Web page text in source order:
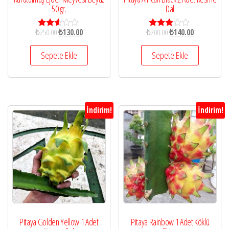
50 gr.
5
2.56
oy
₺250.00₺130.00
Sepete Ekle
Dal
5
2.82
oy aldı
₺200.00₺140.00
Sepete Ekle
İndirim!
Pitaya Golden Yellow 1 Adet
İndirim!
Pitaya Rainbow 1 Adet Köklü